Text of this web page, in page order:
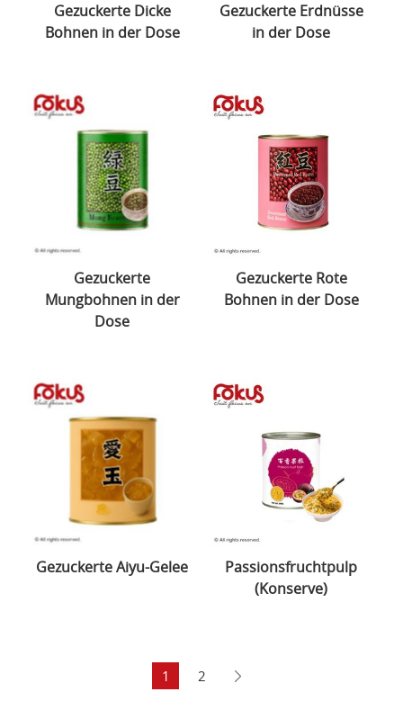
Gezuckerte Dicke
Bohnen in der Dose
Gezuckerte Erdnüsse
in der Dose
Gezuckerte
Mungbohnen in der
Dose
Gezuckerte Rote
Bohnen in der Dose
Gezuckerte Aiyu-Gelee
Passionsfruchtpulp
(Konserve)
1 2